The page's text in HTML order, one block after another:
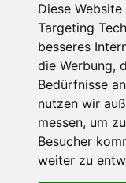
Diese
Targeting
besseres
die Werbung,
Bedürfnisse
nutzen wir
messen, um
Besucher
weiter zu
META
Anmelden
Eintrags-Feed
Kommentar-Feed
WordPress.org